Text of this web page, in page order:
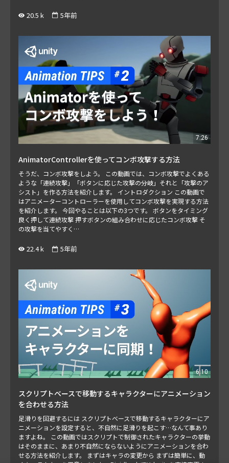
20.5 k 5年前
7:26
AnimatorControllerを使ってコンボ攻撃する方法
そうだ、コンボ攻撃をしよう。 この動画では、コンボ攻撃でよくある
ような「連続攻撃」「ボタンに応じた攻撃の分岐」それと「攻撃のア
シスト」を作る方法を紹介します。 イントロダクション この動画で
はアニメーターコントローラーを使用してコンボ攻撃を実現する方法
を紹介します。 今回やることは以下の3つです。 ボタンをタイミング
良く押して連続攻撃 押すボタンの組み合わせに応じたコンボ攻撃 そ
の攻撃を当てやすく…
22.4 k 5年前
6:10
スクリプトベースで移動するキャラクターにアニメーション
を合わせる方法
足滑りを回避するには スクリプトベースで移動するキャラクターにア
ニメーションを設定すると、不自然に足滑りを起こす…なんて事あり
ますよね。 この動画ではスクリプトで制御されたキャラクターの挙動
はそのままに、あまり不自然にならないようにアニメーションを合わ
せる方法を紹介します。 まずはキャラの変更から まずは簡単に、動